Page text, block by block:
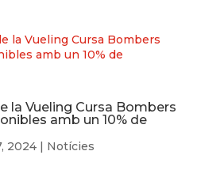
la Vueling Cursa Bombers
amb un 10% de
2024| Notícies